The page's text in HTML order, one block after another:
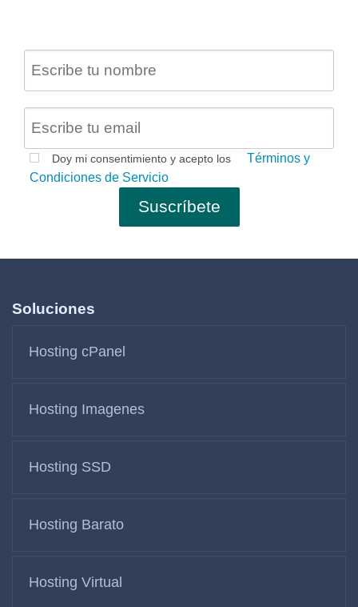
Doy mi consentimiento y acepto los
Términos y
Condiciones de Servicio
Soluciones
Hosting cPanel
Hosting Imagenes
Hosting SSD
Hosting Barato
Hosting Virtual